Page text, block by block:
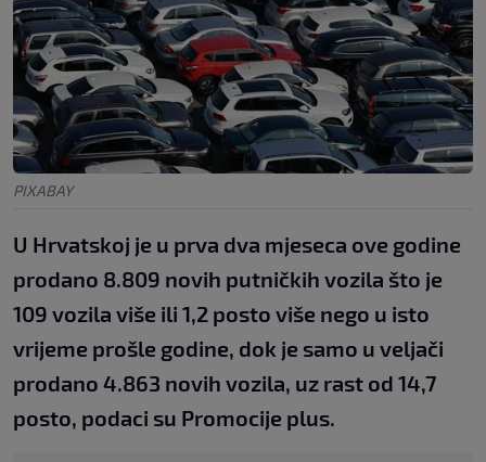
PIXABAY
U Hrvatskoj je u prva dva mjeseca ove godine
prodano 8.809 novih putničkih vozila što je
109 vozila više ili 1,2 posto više nego u isto
vrijeme prošle godine, dok je samo u veljači
prodano 4.863 novih vozila, uz rast od 14,7
posto, podaci su Promocije plus.